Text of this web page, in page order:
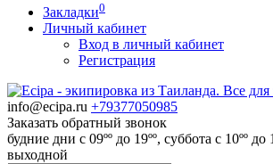
Закладки0
Личный кабинет
Вход в личный кабинет
Регистрация
info@ecipa.ru +79377050985
Заказать обратный звонок
будние дни с 09ºº до 19ºº, суббота с 10ºº до
выходной